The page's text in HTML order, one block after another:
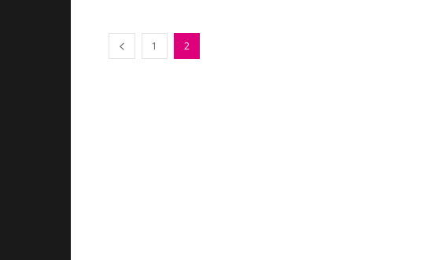
1 2